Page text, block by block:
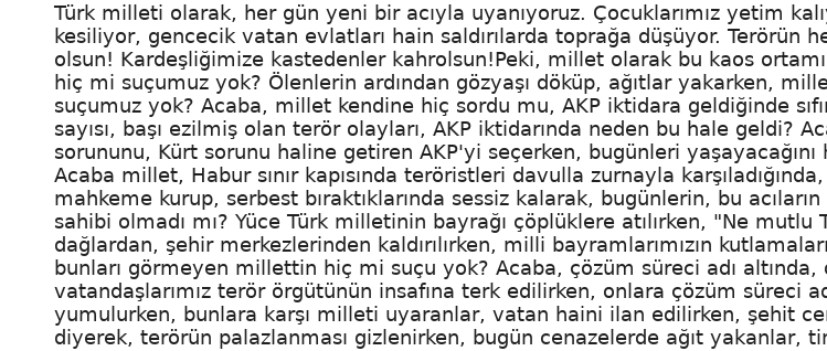
Türk milleti olarak, her gün yeni bir acıyla uyanıyoruz. Çocuklarımız yetim
kesiliyor, gencecik vatan evlatları hain saldırılarda toprağa düşüyor. Terörün
olsun! Kardeşliğimize kastedenler kahrolsun!Peki, millet olarak bu kaos
hiç mi suçumuz yok? Ölenlerin ardından gözyaşı döküp, ağıtlar yakarken,
suçumuz yok? Acaba, millet kendine hiç sordu mu, AKP iktidara geldiğinde
sayısı, başı ezilmiş olan terör olayları, AKP iktidarında neden bu hale geldi?
sorununu, Kürt sorunu haline getiren AKP'yi seçerken, bugünleri
Acaba millet, Habur sınır kapısında teröristleri davulla zurnayla
mahkeme kurup, serbest bıraktıklarında sessiz kalarak, bugünlerin, bu
sahibi olmadı mı? Yüce Türk milletinin bayrağı çöplüklere atılırken, "Ne mutlu
dağlardan, şehir merkezlerinden kaldırılırken, milli bayramlarımızın
bunları görmeyen millettin hiç mi suçu yok? Acaba, çözüm süreci adı altında,
vatandaşlarımız terör örgütünün insafına terk edilirken, onlara çözüm süreci
yumulurken, bunlara karşı milleti uyaranlar, vatan haini ilan edilirken, şehit
diyerek, terörün palazlanması gizlenirken, bugün cenazelerde ağıt yakanlar,